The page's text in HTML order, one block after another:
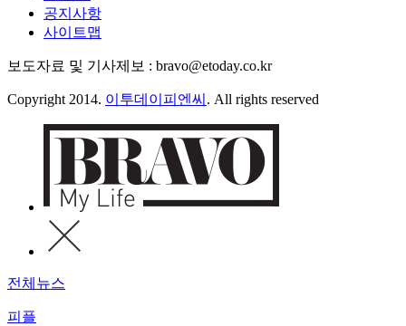
공지사항
사이트맵
보도자료 및 기사제보 : bravo@etoday.co.kr
Copyright 2014. 이투데이피엔씨 . All rights reserved
전체뉴스
피플